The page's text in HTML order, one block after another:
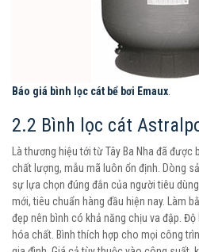
Báo giá bình lọc cát bể bơi Emaux
2.2 Bình lọc cát
Là thương hiệu tới từ Tây Ba Nha đã
chất lượng, mẫu mã luôn ổn định. Dòng
sự lựa chọn đúng đắn của người tiêu
mới, tiêu chuẩn hàng đầu hiện nay. Làm
đẹp nên bình có khả năng chịu va đập.
hóa chất. Bình thích hợp cho mọi công